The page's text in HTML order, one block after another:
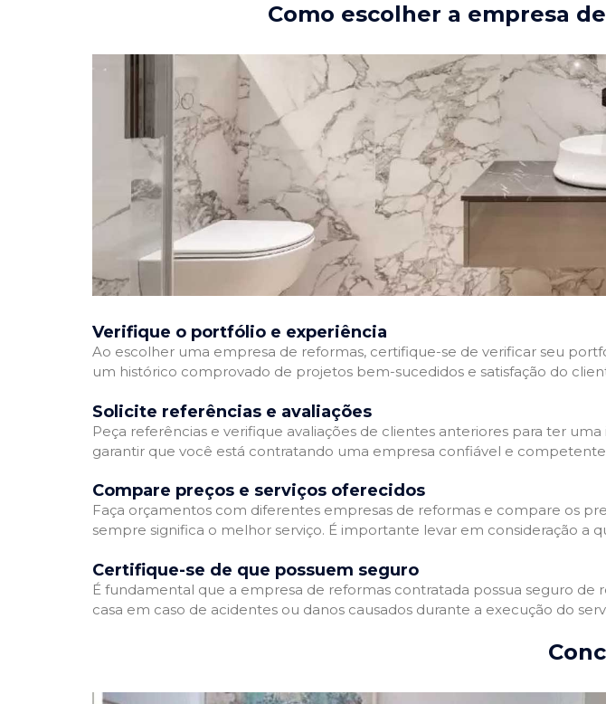
Como escolher a empresa
Verifique o portfólio e experiência
Ao escolher uma empresa de reformas, certifique-se de verificar seu
um histórico comprovado de projetos bem-sucedidos e satisfação do
Solicite referências e avaliações
Peça referências e verifique avaliações de clientes anteriores para ter
garantir que você está contratando uma empresa confiável e
Compare preços e serviços oferecidos
Faça orçamentos com diferentes empresas de reformas e compare os
sempre significa o melhor serviço. É importante levar em consideração a
Certifique-se de que possuem seguro
É fundamental que a empresa de reformas contratada possua seguro
casa em caso de acidentes ou danos causados durante a execução do